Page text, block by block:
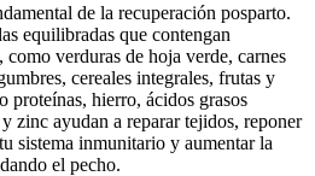
de la recuperación posparto.
equilibradas que contengan
verduras de hoja verde, carnes
cereales integrales, frutas y
proteínas, hierro, ácidos grasos
zinc ayudan a reparar tejidos, reponer
sistema inmunitario y aumentar la
el pecho.